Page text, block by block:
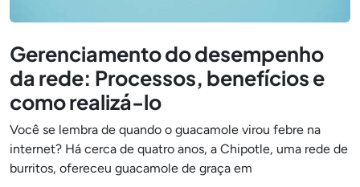
Gerenciamento do desempenho
da rede: Processos, benefícios e
como realizá-lo
Você se lembra de quando o guacamole virou febre na
internet? Há cerca de quatro anos, a Chipotle, uma rede de
burritos, ofereceu guacamole de graça em